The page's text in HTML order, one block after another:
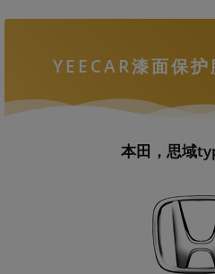
YEECAR漆面保
本田，思域